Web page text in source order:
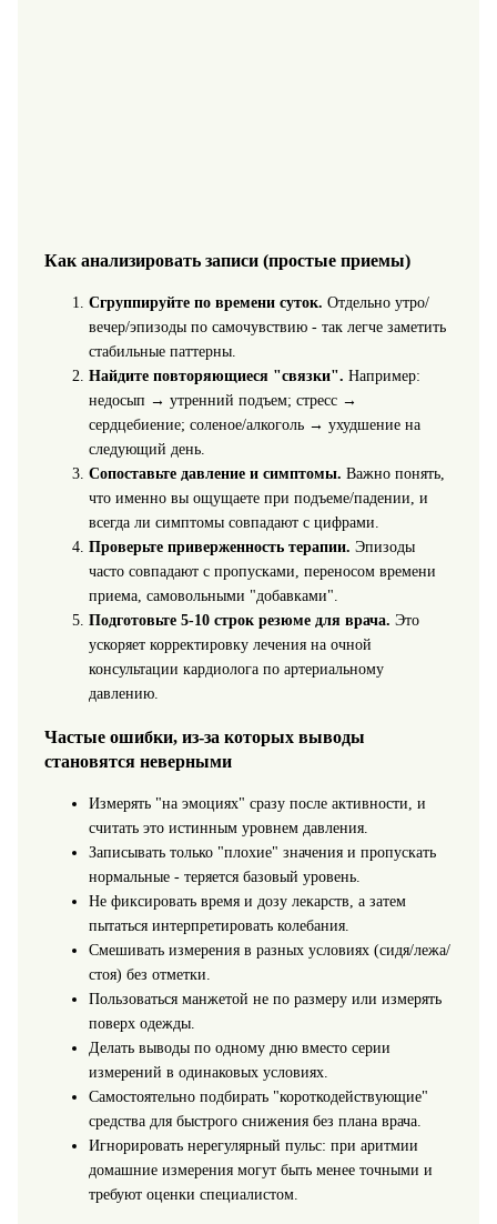
Как анализировать записи (простые приемы)
Сгруппируйте по времени суток. Отдельно утро/
вечер/эпизоды по самочувствию - так легче заметить
стабильные паттерны.
Найдите повторяющиеся "связки". Например:
недосып → утренний подъем; стресс →
сердцебиение; соленое/алкоголь → ухудшение на
следующий день.
Сопоставьте давление и симптомы. Важно понять,
что именно вы ощущаете при подъеме/падении, и
всегда ли симптомы совпадают с цифрами.
Проверьте приверженность терапии. Эпизоды
часто совпадают с пропусками, переносом времени
приема, самовольными "добавками".
Подготовьте 5-10 строк резюме для врача. Это
ускоряет корректировку лечения на очной
консультации кардиолога по артериальному
давлению.
Частые ошибки, из-за которых выводы
становятся неверными
Измерять "на эмоциях" сразу после активности, и
считать это истинным уровнем давления.
Записывать только "плохие" значения и пропускать
нормальные - теряется базовый уровень.
Не фиксировать время и дозу лекарств, а затем
пытаться интерпретировать колебания.
Смешивать измерения в разных условиях (сидя/лежа/
стоя) без отметки.
Пользоваться манжетой не по размеру или измерять
поверх одежды.
Делать выводы по одному дню вместо серии
измерений в одинаковых условиях.
Самостоятельно подбирать "короткодействующие"
средства для быстрого снижения без плана врача.
Игнорировать нерегулярный пульс: при аритмии
домашние измерения могут быть менее точными и
требуют оценки специалистом.